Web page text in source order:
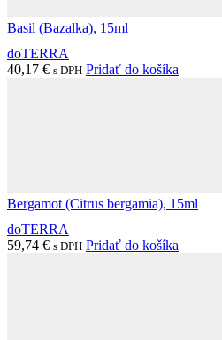
Basil (Bazalka), 15ml
doTERRA
40,17 € s DPH Pridať do košíka
Bergamot (Citrus bergamia), 15ml
doTERRA
59,74 € s DPH Pridať do košíka